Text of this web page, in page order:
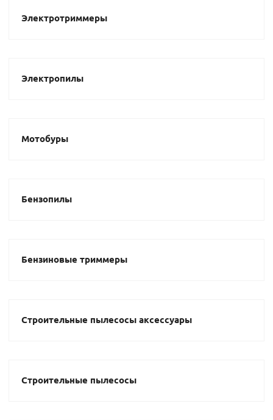
Электротриммеры
Электропилы
Мотобуры
Бензопилы
Бензиновые триммеры
Строительные пылесосы аксессуары
Строительные пылесосы